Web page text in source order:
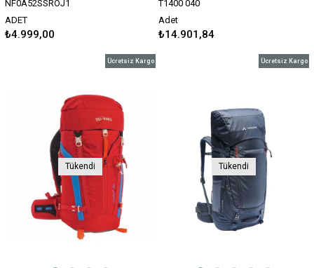
NF0A52SSROJ1
ADET
₺4.999,00
T1400 040
Adet
₺14.901,84
Tükendi
Ücretsiz Kargo
Tükendi
Ücretsiz Kargo